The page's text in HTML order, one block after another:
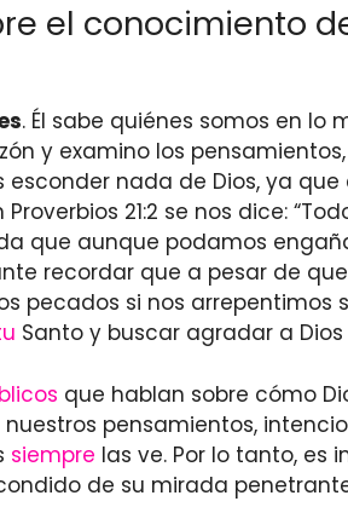
el conocimiento
. Él sabe quiénes somos en lo
y examino los
nada de Dios, ya
21:2 se nos dice:
que aunque podamos
recordar que a pesar de
si nos arrepentimos
Santo y buscar agradar a
que hablan sobre cómo
pensamientos,
siempre las ve. Por lo tanto, es
de su mirada